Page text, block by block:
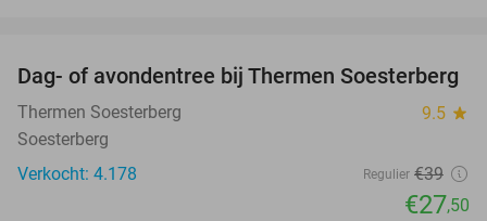
29%
Dag- of avondentree bij Thermen Soesterberg
Thermen Soesterberg 9.5 star
Soesterberg
Verkocht: 4.178
Regulier €39
€27,50